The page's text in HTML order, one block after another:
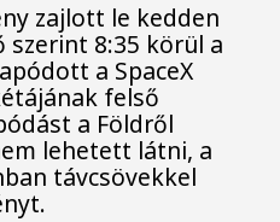
zajlott le kedden
szerint 8:35 körül a
a SpaceX
felső
a Földről
lehetett látni, a
távcsövekkel